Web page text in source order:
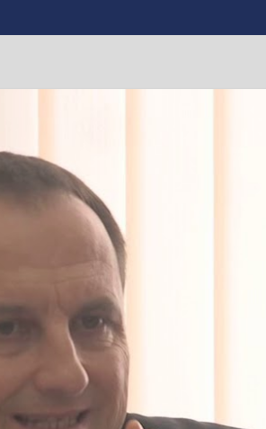
випадок
#Олег Стадник ,#Роман Боднар